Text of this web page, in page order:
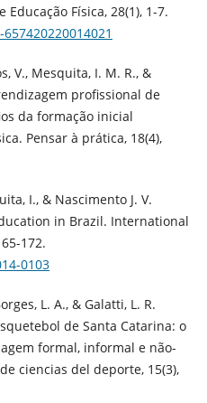
Física, 28(1), 1-7.
V., Mesquita, I. M. R., &
profissional de
da formação inicial
Pensar à prática, 18(4),
I., & Nascimento J. V.
in Brazil. International
172.
0103
L. A., & Galatti, L. R.
de Santa Catarina: o
formal, informal e não-
ciencias del deporte, 15(3),